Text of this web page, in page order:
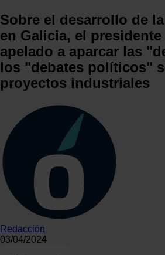
Sobre el desarrollo de
en Galicia, el presidente
apelado a aparcar las
los "debates políticos"
proyectos industriales
Redacción
03/04/2024